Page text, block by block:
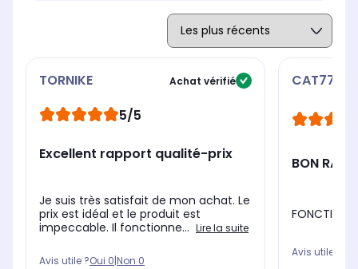
TORNIKE Achat vérifié
5/5
Excellent rapport qualité-prix
Je suis très satisfait de mon achat. Le
prix est idéal et le produit est
impeccable. Il fonctionne... Lire la suite
Avis utile ?Oui 0 Non 0
CAT7785
BON
Avis utile ?